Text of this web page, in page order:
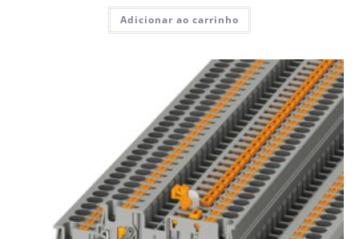
Adicionar ao carrinho